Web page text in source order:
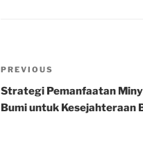
Post
navigation
Previous
Post
PREVIOUS
Strategi Pemanfaatan
Bumi untuk Kesejahteraan